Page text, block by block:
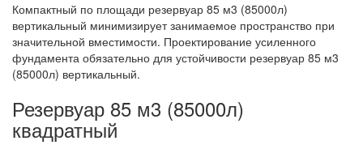
Компактный по площади резервуар 85 м3 (85000л)
вертикальный минимизирует занимаемое пространство при
значительной вместимости. Проектирование усиленного
фундамента обязательно для устойчивости резервуар 85 м3
(85000л) вертикальный.
Резервуар 85 м3 (85000л)
квадратный